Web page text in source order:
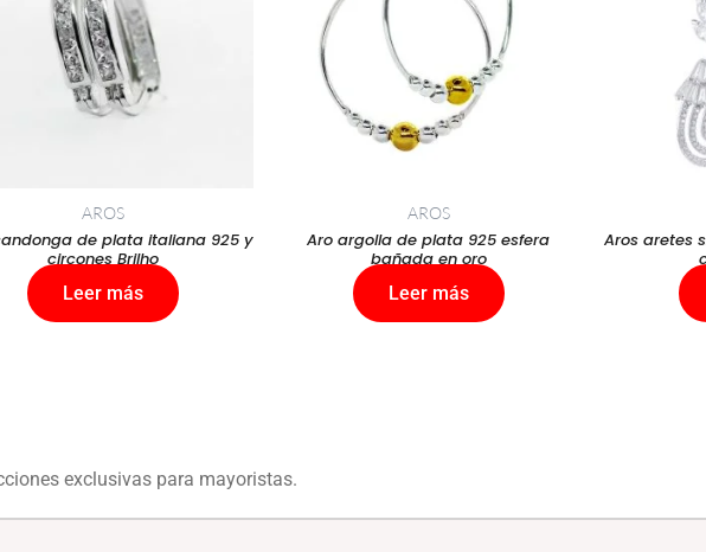
AROS
de plata italiana 925 y
circones Brilho
Leer más
AROS
Aro argolla de plata 925 esfera
bañada en oro
Leer más
Aros aretes
exclusivas para mayoristas.